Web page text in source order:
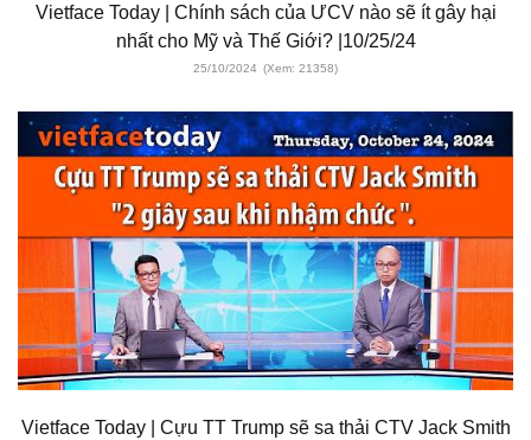
Vietface Today | Chính sách của ƯCV nào sẽ ít gây hại
nhất cho Mỹ và Thế Giới? |10/25/24
25/10/2024 (Xem: 21358)
Vietface Today | Cựu TT Trump sẽ sa thải CTV Jack Smith